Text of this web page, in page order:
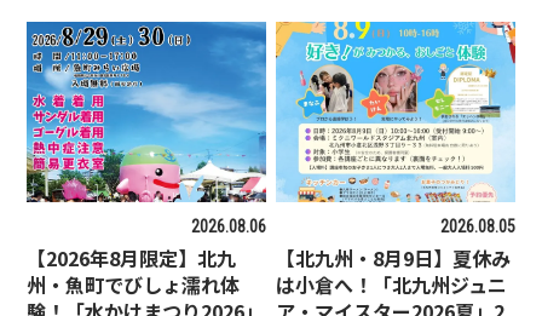
2026.08.06
【2026年8月限定】北九
州・魚町でびしょ濡れ体
2026.08.05
【北九州・8月9日】夏休み
は小倉へ！「北九州ジュニ